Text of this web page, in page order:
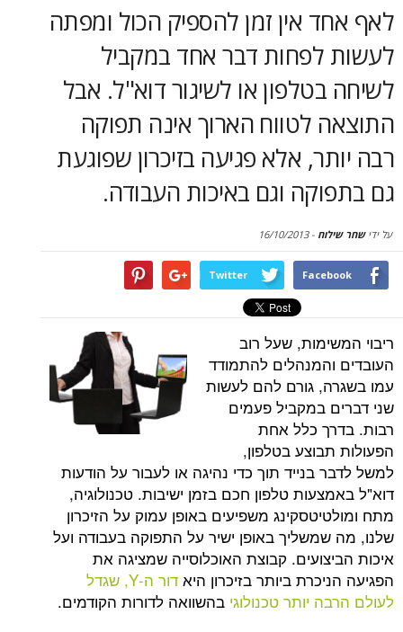
אין זמן להספיק הכול ומפתה
דבר אחד במקביל
או לשיגור דוא"ל. אבל
לטווח הארוך אינה תפוקה
אלא פגיעה בזיכרון שפוגעת
וגם באיכות העבודה.
-
16/10/2013
Twitter
שעל רוב
להתמודד
גורם להם לעשות
במקביל פעמים
כלל אחת
בטלפון,
בנייד תוך כדי נהיגה או לעבור על הודעות
טלפון חכם בזמן ישיבות. טכנולוגיה,
משפיעים באופן עמוק על הזיכרון
באופן ישיר על התפוקה בעבודה ועל
קבוצת האוכלוסייה שמציגה את
ביותר בזיכרון היא
דור ה-Y, שגדל
יותר טכנולוגיבהשוואה לדורות הקודמים.